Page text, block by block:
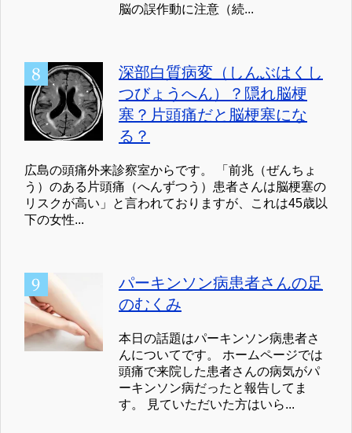
脳の誤作動に注意（続...
深部白質病変（しんぶはくし
つびょうへん）？隠れ脳梗
塞？片頭痛だと脳梗塞にな
る？
広島の頭痛外来診察室からです。 「前兆（ぜんちょ
う）のある片頭痛（へんずつう）患者さんは脳梗塞の
リスクが高い」と言われておりますが、これは45歳以
下の女性...
パーキンソン病患者さんの足
のむくみ
本日の話題はパーキンソン病患者さ
んについてです。 ホームページでは
頭痛で来院した患者さんの病気がパ
ーキンソン病だったと報告してま
す。 見ていただいた方はいら...